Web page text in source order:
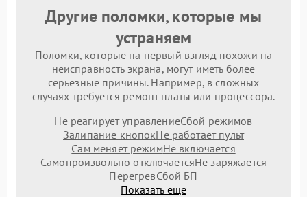
Другие поломки, которые мы
устраняем
Поломки, которые на первый взгляд похожи на
неисправность экрана, могут иметь более
серьезные причины. Например, в сложных
случаях требуется ремонт платы или процессора.
Не реагирует управлениеСбой режимов
Залипание кнопокНе работает пульт
Сам меняет режимНе включается
Самопроизвольно отключаетсяНе заряжается
ПерегревСбой БП
Показать еще